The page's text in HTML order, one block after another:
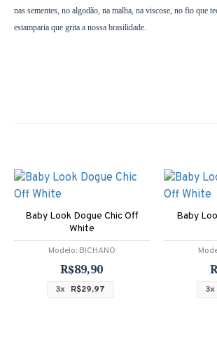
nas sementes, no algodão, na malha, na viscose, no fio que
estamparia que grita a nossa brasilidade.
Modelo: BICHANO
Baby Look Dogue Chic Off
White
R$89,90
3x R$29,97
Baby
3x